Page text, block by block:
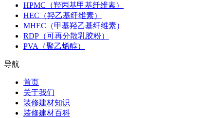
HPMC（羟丙基甲基纤维素）
HEC（羟乙基纤维素）
MHEC（甲基羟乙基纤维素）
RDP（可再分散乳胶粉）
PVA（聚乙烯醇）
导航
首页
关于我们
装修建材知识
装修建材百科